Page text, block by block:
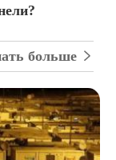
больше 